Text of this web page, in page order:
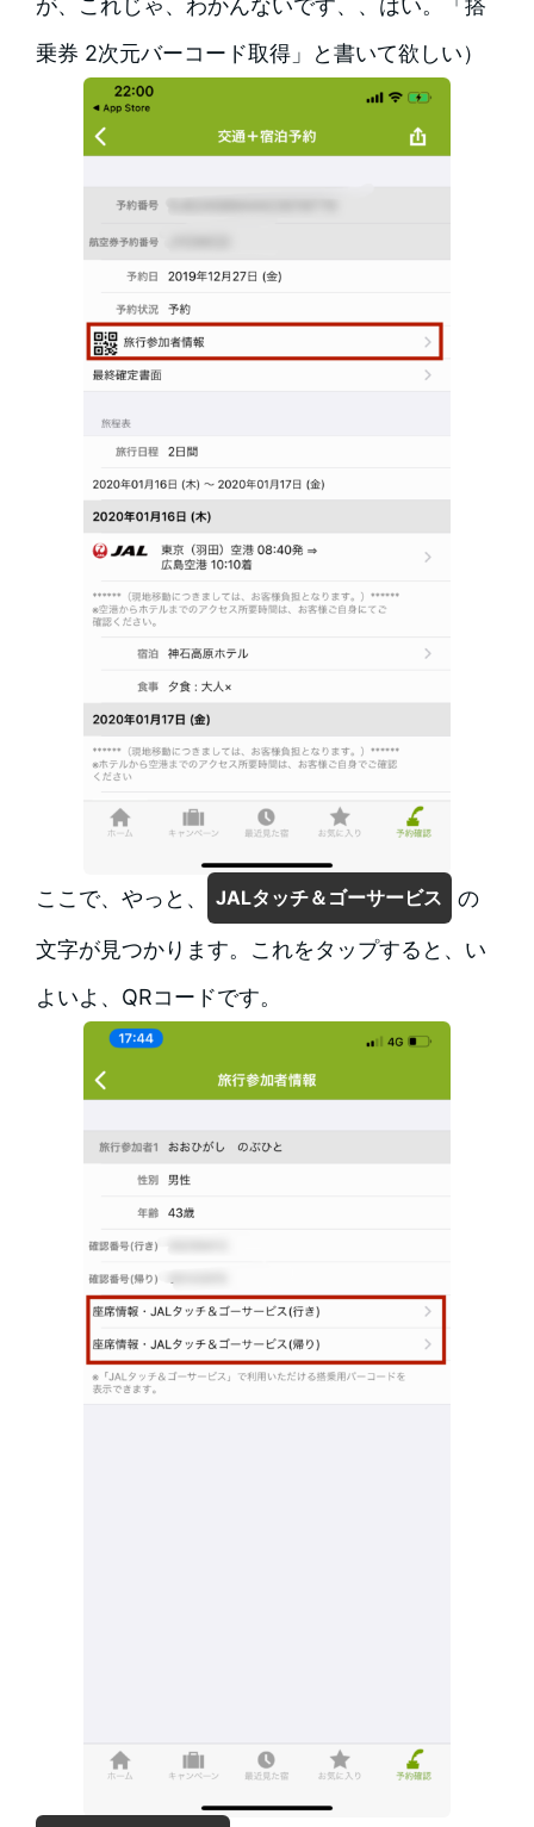
が、これじゃ、わかんないです、、はい。「搭
乗券 2次元バーコード取得」と書いて欲しい）
ここで、やっと、 JALタッチ＆ゴーサービス の
文字が見つかります。これをタップすると、い
よいよ、QRコードです。